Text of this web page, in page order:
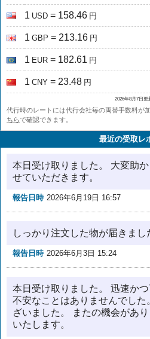
1 USD = 158.46 円
1 GBP = 213.16 円
1 EUR = 182.61 円
1 CNY = 23.48 円
2026年8月7日更
代行時のレートには代行会社毎の両替手数料が
ちらで確認できます。
最近の受取レ
本日受け取りました。 大変助
せていただきます。
報告日時 2026年6月19日 16:57
しっかり注文した物が届きま
報告日時 2026年6月3日 15:24
本日受け取りました。 迅速か
不安なことはありませんでし
ざいました。 またの機会があ
いたします。